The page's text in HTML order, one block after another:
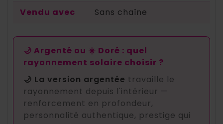
Vendu avec
Sans chaîne
🌙 Argenté ou ☀️ Doré : quel
rayonnement solaire choisir ?
🌙 La version argentée travaille le
rayonnement depuis l'intérieur —
renforcement en profondeur,
personnalité authentique, prestige qui